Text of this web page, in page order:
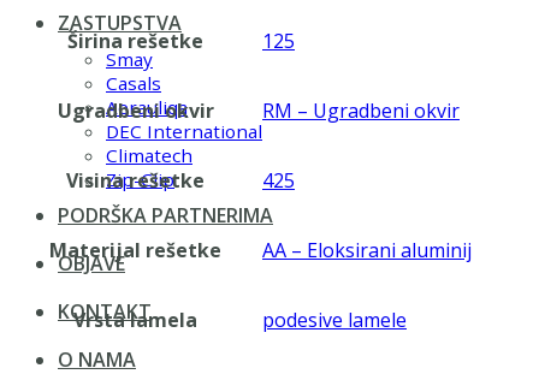
ZASTUPSTVA
Smay
Casals
Aerauliqa
DEC International
Climatech
Zip-Clip
PODRŠKA PARTNERIMA
OBJAVE
KONTAKT
O NAMA
Širina rešetke 125
Ugradbeni okvir RM – Ugradbeni okvir
Visina rešetke 425
Materijal rešetke AA – Eloksirani aluminij
Vrsta lamela podesive lamele